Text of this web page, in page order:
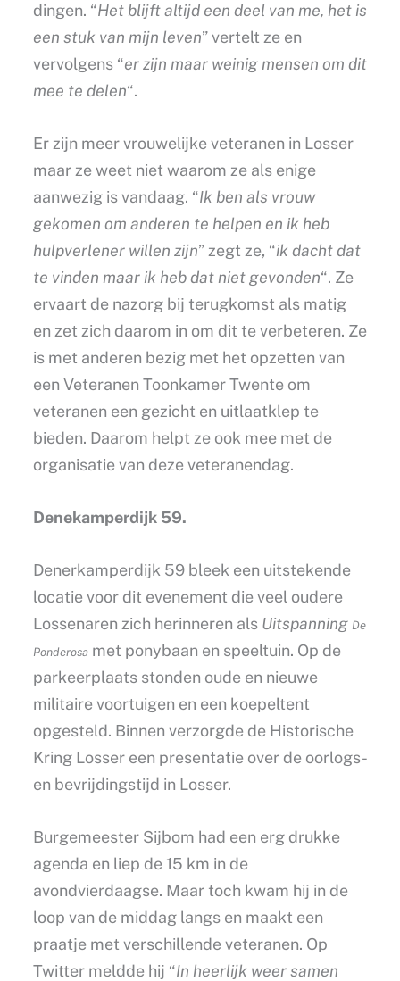
dingen. “Het blijft altijd een deel van me, het is
een stuk van mijn leven” vertelt ze en
vervolgens “er zijn maar weinig mensen om dit
mee te delen“.
Er zijn meer vrouwelijke veteranen in Losser
maar ze weet niet waarom ze als enige
aanwezig is vandaag. “Ik ben als vrouw
gekomen om anderen te helpen en ik heb
hulpverlener willen zijn” zegt ze, “ik dacht dat
te vinden maar ik heb dat niet gevonden“. Ze
ervaart de nazorg bij terugkomst als matig
en zet zich daarom in om dit te verbeteren. Ze
is met anderen bezig met het opzetten van
een Veteranen Toonkamer Twente om
veteranen een gezicht en uitlaatklep te
bieden. Daarom helpt ze ook mee met de
organisatie van deze veteranendag.
Denekamperdijk 59.
Denerkamperdijk 59 bleek een uitstekende
locatie voor dit evenement die veel oudere
Lossenaren zich herinneren als Uitspanning De
Ponderosa met ponybaan en speeltuin. Op de
parkeerplaats stonden oude en nieuwe
militaire voortuigen en een koepeltent
opgesteld. Binnen verzorgde de Historische
Kring Losser een presentatie over de oorlogs-
en bevrijdingstijd in Losser.
Burgemeester Sijbom had een erg drukke
agenda en liep de 15 km in de
avondvierdaagse. Maar toch kwam hij in de
loop van de middag langs en maakt een
praatje met verschillende veteranen. Op
Twitter meldde hij “In heerlijk weer samen